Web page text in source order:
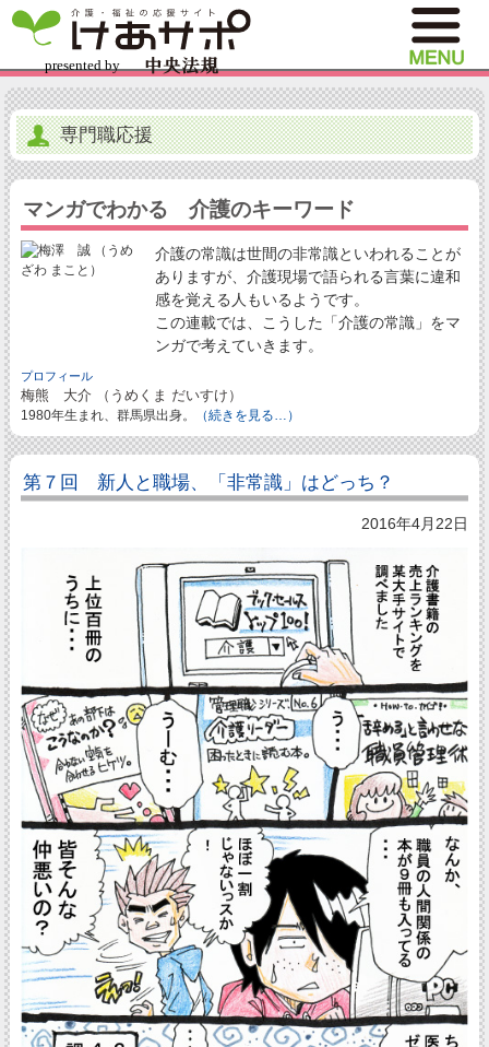
専門職応援
マンガでわかる 介護のキーワード
介護の常識は世間の非常識といわれることが
ありますが、介護現場で語られる言葉に違和
感を覚える人もいるようです。
この連載では、こうした「介護の常識」をマ
ンガで考えていきます。
プロフィール
梅熊 大介 （うめくま だいすけ）
1980年生まれ、群馬県出身。 （続きを見る…）
第７回 新人と職場、「非常識」はどっち？
2016年4月22日